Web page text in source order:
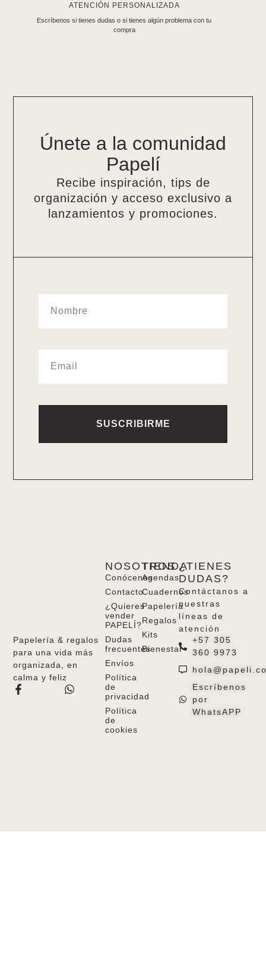
ATENCIÓN PERSONALIZADA
Escríbenos si tienes dudas o si tienes algún problema con tu
compra
Únete a la comunidad
Papelí
Recibe inspiración, tips de
organización y acceso exclusivo a
lanzamientos y promociones.
SUSCRIBIRME
Papelería & regalos
para una vida más
organizada, en
calma y feliz
TIENDA
Agendas
Cuadernos
Papelería
Regalos
Kits
Bienestar
NOSOTROS
Conócenos
Contacto
¿Quieres
vender
PAPELÍ?
Dudas
frecuentes
Envíos
Política
de
privacidad
Política
de
cookies
¿TIENES
DUDAS?
Contáctanos a
nuestras
líneas de
atención
+57 305
360 9973
Escríbenos
por
WhatsAPP